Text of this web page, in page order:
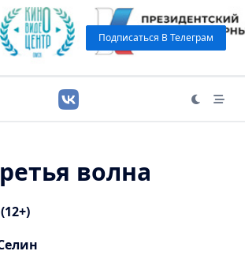
Подписаться В Телеграм
волна